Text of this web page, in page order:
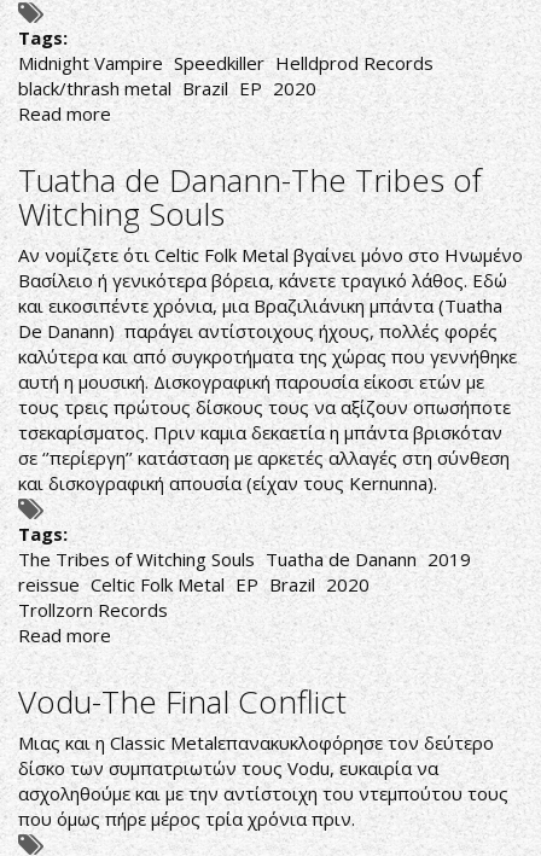
Tags:
Midnight Vampire Speedkiller Helldprod Records
black/thrash metal Brazil EP 2020
Read more about
Speedkiller-
Midnight
Vampire
Tuatha de Danann-The Tribes of
Witching Souls
Αν νομίζετε ότι Celtic Folk Metal βγαίνει μόνο στο Ηνωμένο
Βασίλειο ή γενικότερα βόρεια, κάνετε τραγικό λάθος. Εδώ
και εικοσιπέντε χρόνια, μια Βραζιλιάνικη μπάντα (Tuatha
De Danann) παράγει αντίστοιχους ήχους, πολλές φορές
καλύτερα και από συγκροτήματα της χώρας που γεννήθηκε
αυτή η μουσική. Δισκογραφική παρουσία είκοσι ετών με
τους τρεις πρώτους δίσκους τους να αξίζουν οπωσήποτε
τσεκαρίσματος. Πριν καμια δεκαετία η μπάντα βρισκόταν
σε ‘’περίεργη’’ κατάσταση με αρκετές αλλαγές στη σύνθεση
και δισκογραφική απουσία (είχαν τους Kernunna).
Tags:
The Tribes of Witching Souls Tuatha de Danann 2019
reissue Celtic Folk Metal EP Brazil 2020
Trollzorn Records
Read more about
Tuatha
de
Danann-
The
Tribes
of
Witching
Souls
Vodu-The Final Conflict
Μιας και η Classic Metalεπανακυκλοφόρησε τον δεύτερο
δίσκο των συμπατριωτών τους Vodu, ευκαιρία να
ασχοληθούμε και με την αντίστοιχη του ντεμπούτου τους
που όμως πήρε μέρος τρία χρόνια πριν.